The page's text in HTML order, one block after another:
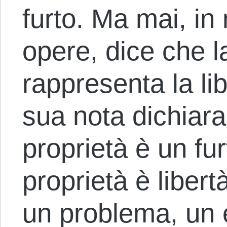
furto. Ma mai, in
opere, dice che
rappresenta la
sua nota
proprietà è un
proprietà è
un problema, un